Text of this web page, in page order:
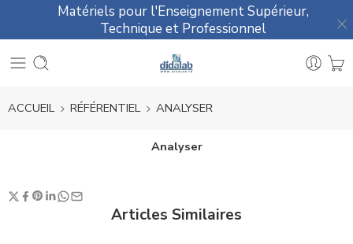
Matériels pour l'Enseignement Supérieur,
Technique et Professionnel
ACCUEIL RÉFÉRENTIEL ANALYSER
Analyser
Articles Similaires